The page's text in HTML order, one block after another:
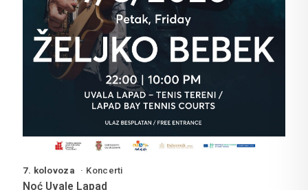
7. kolovoza Koncerti
Noć Uvale Lapad